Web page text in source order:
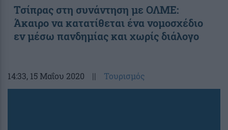
Τσίπρας στη συνάντηση με ΟΛΜΕ:
Άκαιρο να κατατίθεται ένα νομοσχέδιο
εν μέσω πανδημίας και χωρίς διάλογο
14:33, 15 Μαΐου 2020 || Τουρισμός